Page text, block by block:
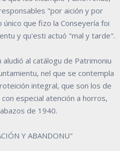
"por aición y por
que fizo la Conseyería foi
y qu'esti actuó "mal y tarde".
al catálogu de Patrimoniu
nel que se contempla
integral, que son los de
especial atención a horros,
de 1940.
Y ABANDONU"